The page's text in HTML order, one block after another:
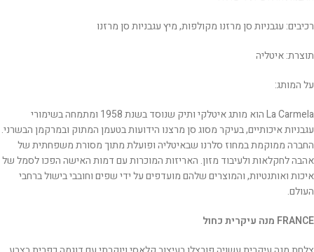
רכיבים: עגבניות סן מרזנו מקולפות, מיץ עגבניות סן מרזנו
תוצרת: איטליה
על המותג:
La Carmela הוא מותג איטלקי ותיק שנוסד בשנת 1958 ומתמחה בשימורי
עגבניות איכותיים, בעיקר מסוג סן מרצנו הידועות בטעמן המתוק ובמרקמן הבשרני.
החברה ממוקמת במחוז סלרנו שבאיטליה ופועלת מתוך מסורת משפחתית של
אהבה לחקלאות ולעיבוד מזון. האריזות המוכרות עם דמות האישה הפכו לסמל של
איכות ואותנטיות, והמוצרים שלהם מועדפים על ידי שפים וחובבי בישול ברחבי
העולם.
FRANCE מנה עיקרית כחול